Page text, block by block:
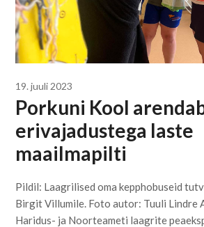
19. juuli 2023
Porkuni Kool
erivajadustega laste
maailmapilti
Pildil: Laagrilised oma kepphobuseid
Birgit Villumile. Foto autor: Tuuli Lindre
Haridus- ja Noorteameti laagrite